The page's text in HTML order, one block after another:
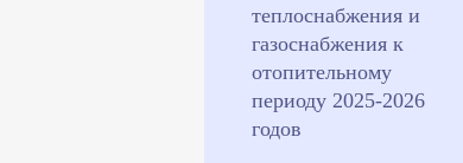
теплоснабжения и
газоснабжения к
отопительному
периоду 2025-2026
годов